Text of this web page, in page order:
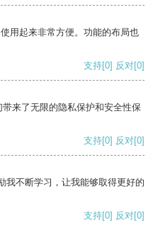
用起来非常方便。功能的布局也
支持[0] 反对[0]
来了无限的隐私保护和安全性保
支持[0] 反对[0]
我不断学习，让我能够取得更好的
支持[0] 反对[0]